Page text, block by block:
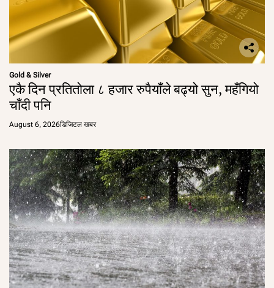
Gold & Silver
एकै दिन प्रतितोला ८ हजार रुपैयाँले बढ्यो सुन, महँगियो
चाँदी पनि
August 6, 2026डिजिटल खबर